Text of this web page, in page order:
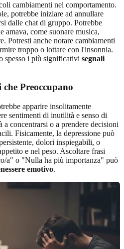
cambiamenti nel comportamento.
potrebbe iniziare ad annullare
dalle chat di gruppo. Potrebbe
amava, come suonare musica,
Potresti anche notare cambiamenti
troppo o lottare con l'insonnia.
spesso i più significativi segnali
Preoccupano
apparire insolitamente
sentimenti di inutilità e senso di
concentrarsi o a prendere decisioni
Fisicamente, la depressione può
dolori inspiegabili, o
e nel peso. Ascoltare frasi
a" o "Nulla ha più importanza" può
emotivo.